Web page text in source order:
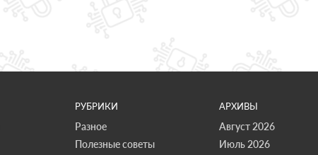
РУБРИКИ
Разное
Полезные советы
АРХИВЫ
Август 2026
Июль 2026